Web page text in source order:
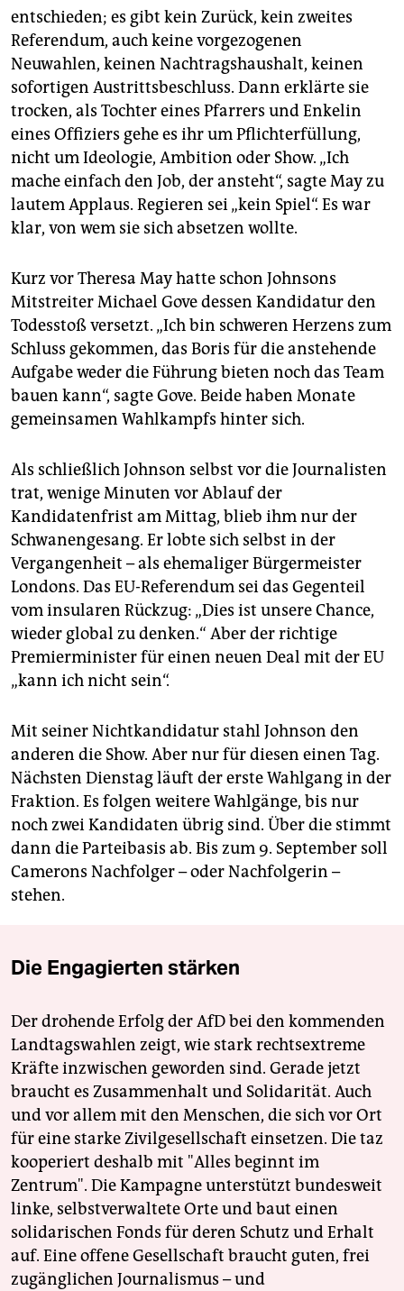
entschieden; es gibt kein Zurück, kein zweites
Referendum, auch keine vorgezogenen
Neuwahlen, keinen Nachtragshaushalt, keinen
sofortigen Austrittsbeschluss. Dann erklärte sie
trocken, als Tochter eines Pfarrers und Enkelin
eines Offiziers gehe es ihr um Pflichterfüllung,
nicht um Ideologie, Ambition oder Show. „Ich
mache einfach den Job, der ansteht“, sagte May zu
lautem Applaus. Regieren sei „kein Spiel“. Es war
klar, von wem sie sich absetzen wollte.
Kurz vor Theresa May hatte schon Johnsons
Mitstreiter Michael Gove dessen Kandidatur den
Todesstoß versetzt. „Ich bin schweren Herzens zum
Schluss gekommen, das Boris für die anstehende
Aufgabe weder die Führung bieten noch das Team
bauen kann“, sagte Gove. Beide haben Monate
gemeinsamen Wahlkampfs hinter sich.
Als schließlich Johnson selbst vor die Journalisten
trat, wenige Minuten vor Ablauf der
Kandidatenfrist am Mittag, blieb ihm nur der
Schwanengesang. Er lobte sich selbst in der
Vergangenheit – als ehemaliger Bürgermeister
Londons. Das EU-Referendum sei das Gegenteil
vom insularen Rückzug: „Dies ist unsere Chance,
wieder global zu denken.“ Aber der richtige
Premierminister für einen neuen Deal mit der EU
„kann ich nicht sein“.
Mit seiner Nichtkandidatur stahl Johnson den
anderen die Show. Aber nur für diesen einen Tag.
Nächsten Dienstag läuft der erste Wahlgang in der
Fraktion. Es folgen weitere Wahlgänge, bis nur
noch zwei Kandidaten übrig sind. Über die stimmt
dann die Parteibasis ab. Bis zum 9. September soll
Camerons Nachfolger – oder Nachfolgerin –
stehen.
Die Engagierten stärken
Der drohende Erfolg der AfD bei den kommenden
Landtagswahlen zeigt, wie stark rechtsextreme
Kräfte inzwischen geworden sind. Gerade jetzt
braucht es Zusammenhalt und Solidarität. Auch
und vor allem mit den Menschen, die sich vor Ort
für eine starke Zivilgesellschaft einsetzen. Die taz
kooperiert deshalb mit "Alles beginnt im
Zentrum". Die Kampagne unterstützt bundesweit
linke, selbstverwaltete Orte und baut einen
solidarischen Fonds für deren Schutz und Erhalt
auf. Eine offene Gesellschaft braucht guten, frei
zugänglichen Journalismus – und